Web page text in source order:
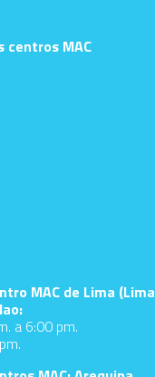
centros MAC
MAC de Lima (Lima
a 6:00 pm.